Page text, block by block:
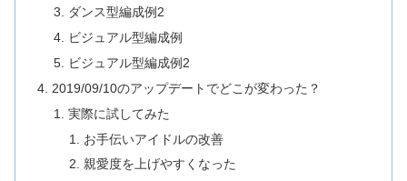
ダンス型編成例2
ビジュアル型編成例
ビジュアル型編成例2
2019/09/10のアップデートでどこが変わった？
実際に試してみた
お手伝いアイドルの改善
親愛度を上げやすくなった